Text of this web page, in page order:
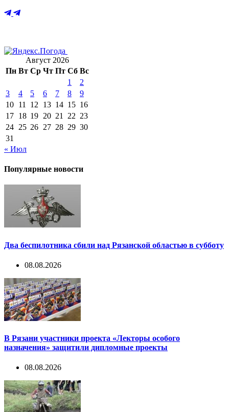
Август 2026
Пн Вт Ср Чт Пт Сб Вс
1
2
3
4 5 6 7 8
9
10 11 12 13 14 15 16
17 18 19 20 21 22 23
24 25 26 27 28 29 30
31
« Июл
Популярные новости
Два беспилотника сбили над Рязанской областью в субботу
08.08.2026
В Рязани участники проекта «Лекторы особого
назначения» защитили дипломные проекты
08.08.2026